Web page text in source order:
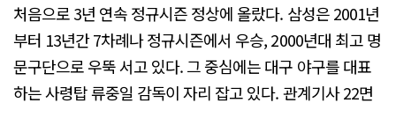
처음으로 3년 연속 정규시즌 정상에 올랐다. 삼성은 2001년
부터 13년간 7차례나 정규시즌에서 우승, 2000년대 최고 명
문구단으로 우뚝 서고 있다. 그 중심에는 대구 야구를 대표
하는 사령탑 류중일 감독이 자리 잡고 있다. 관계기사 22면